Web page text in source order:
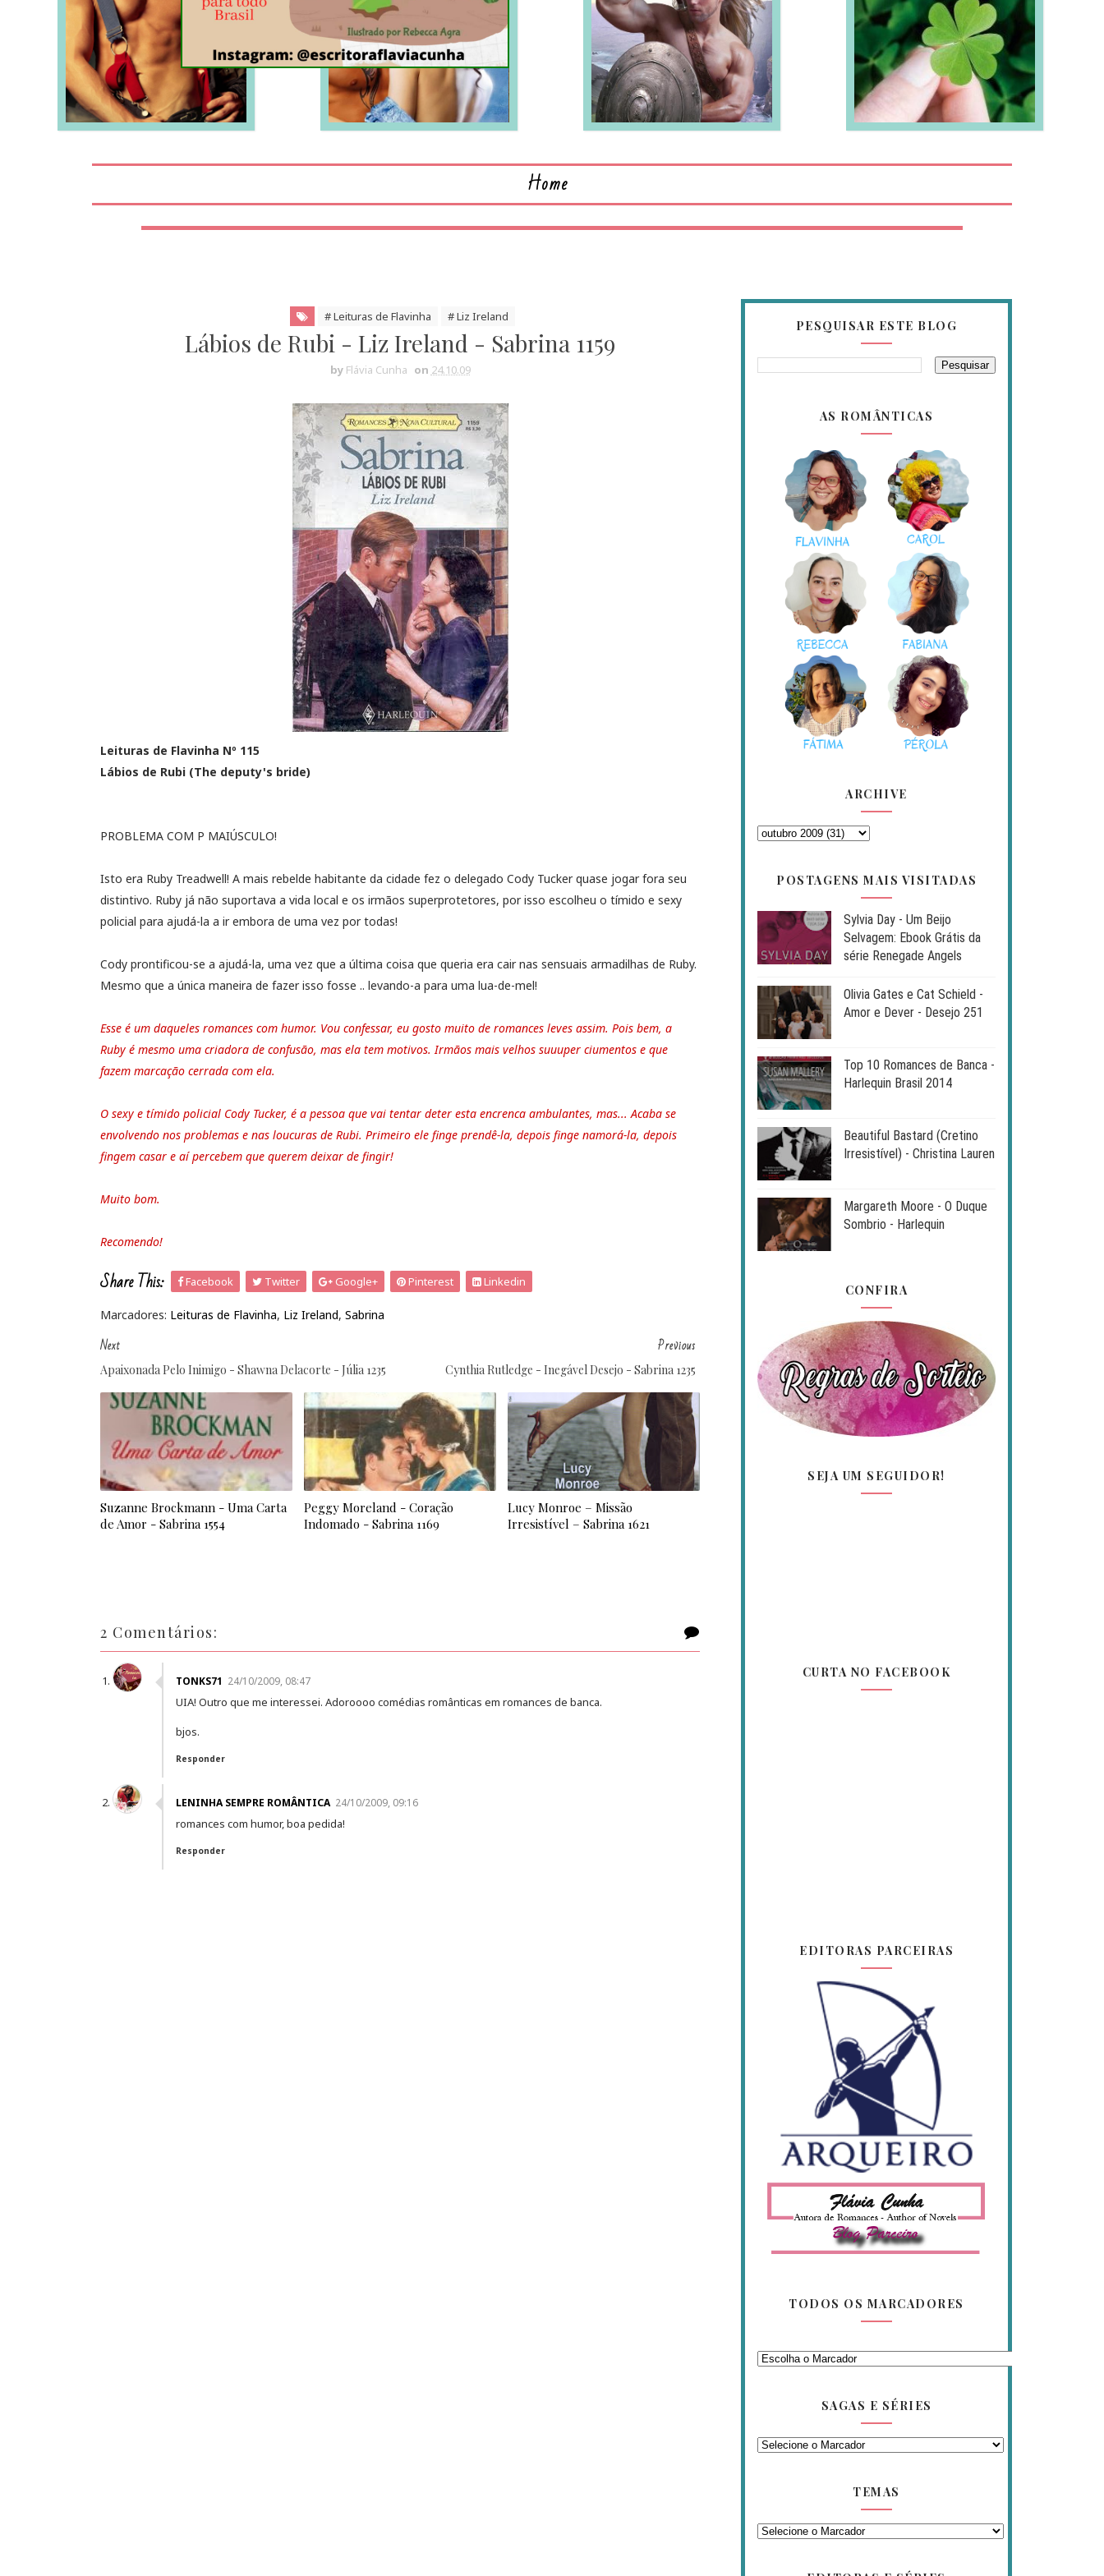
LEIA MAIS LEIA MAIS
Home
# Leituras de Flavinha # Liz Ireland
Lábios de Rubi - Liz Ireland - Sabrina 1159
by Flávia Cunha on 24.10.09
Leituras de Flavinha Nº 115
Lábios de Rubi (The deputy's bride)
PROBLEMA COM P MAIÚSCULO!
Isto era Ruby Treadwell! A mais rebelde habitante da cidade fez o delegado Cody Tucker quase jogar fora seu
distintivo. Ruby já não suportava a vida local e os irmãos superprotetores, por isso escolheu o tímido e sexy
policial para ajudá-la a ir embora de uma vez por todas!
Cody prontificou-se a ajudá-la, uma vez que a última coisa que queria era cair nas sensuais armadilhas de Ruby.
Mesmo que a única maneira de fazer isso fosse .. levando-a para uma lua-de-mel!
Esse é um daqueles romances com humor. Vou confessar, eu gosto muito de romances leves assim. Pois bem, a
Ruby é mesmo uma criadora de confusão, mas ela tem motivos. Irmãos mais velhos suuuper ciumentos e que
fazem marcação cerrada com ela.
O sexy e tímido policial Cody Tucker, é a pessoa que vai tentar deter esta encrenca ambulantes, mas... Acaba se
envolvendo nos problemas e nas loucuras de Rubi. Primeiro ele finge prendê-la, depois finge namorá-la, depois
fingem casar e aí percebem que querem deixar de fingir!
Muito bom.
Recomendo!
Share This: Facebook Twitter Google+ Pinterest Linkedin
Marcadores: Leituras de Flavinha, Liz Ireland, Sabrina
Next
Apaixonada Pelo Inimigo - Shawna Delacorte - Júlia 1235
Previous
Cynthia Rutledge - Inegável Desejo - Sabrina 1235
Suzanne Brockmann - Uma Carta
de Amor - Sabrina 1554
Peggy Moreland - Coração
Indomado - Sabrina 1169
Lucy Monroe – Missão
Irresistível – Sabrina 1621
2 Comentários:
TONKS71 24/10/2009, 08:47
UIA! Outro que me interessei. Adoroooo comédias românticas em romances de banca.
bjos.
Responder
LENINHA SEMPRE ROMÂNTICA 24/10/2009, 09:16
romances com humor, boa pedida!
Responder
PESQUISAR ESTE BLOG
AS ROMÂNTICAS
ARCHIVE
POSTAGENS MAIS VISITADAS
Sylvia Day - Um Beijo
Selvagem: Ebook Grátis da
série Renegade Angels
Olivia Gates e Cat Schield -
Amor e Dever - Desejo 251
Top 10 Romances de Banca -
Harlequin Brasil 2014
Beautiful Bastard (Cretino
Irresistível) - Christina Lauren
Margareth Moore - O Duque
Sombrio - Harlequin
CONFIRA
SEJA UM SEGUIDOR!
CURTA NO FACEBOOK
EDITORAS PARCEIRAS
TODOS OS MARCADORES
SAGAS E SÉRIES
TEMAS